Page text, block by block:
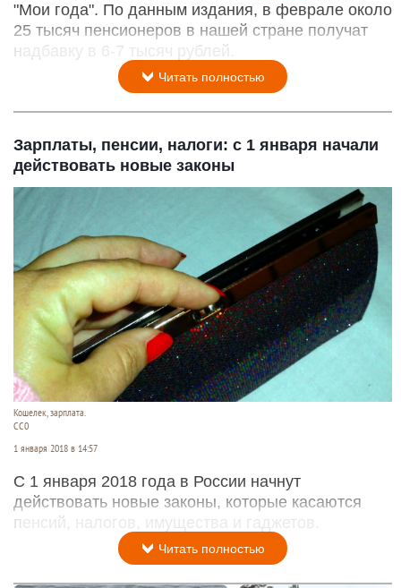
"Мои года". По данным издания, в феврале около
25 тысяч пенсионеров в нашей стране получат
надбавку в 6-7 тысяч рублей.
Читать полностью
Зарплаты, пенсии, налоги: с 1 января начали
действовать новые законы
Кошелек, зарплата.
CC0
1 января 2018 в 14:57
С 1 января 2018 года в России начнут
действовать новые законы, которые касаются
пенсий, налогов, имущества и гаджетов.
Читать полностью